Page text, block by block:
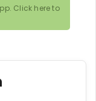
Click here to